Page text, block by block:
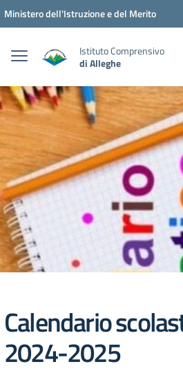
Vai ai contenuti
Vai al menu di navigazione
Vai al footer
Ministero dell'Istruzione e del Merito
Istituto Comprensivo
di Alleghe
Calendario
2024-2025